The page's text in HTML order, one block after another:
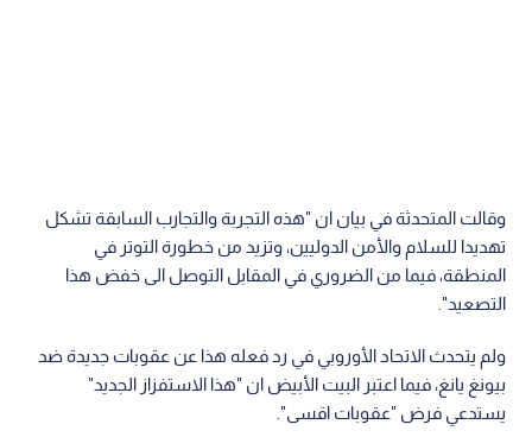
وقالت المتحدثة في بيان ان "هذه التجربة والتجارب السابقة تشكل
تهديدا للسلام والأمن الدوليين، وتزيد من خطورة التوتر في
المنطقة، فيما من الضروري في المقابل التوصل الى خفض هذا
التصعيد".
ولم يتحدث الاتحاد الأوروبي في رد فعله هذا عن عقوبات جديدة ضد
بيونغ يانغ، فيما اعتبر البيت الأبيض ان "هذا الاستفزاز الجديد"
يستدعي فرض "عقوبات اقسى".